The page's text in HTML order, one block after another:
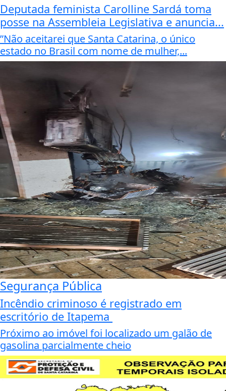
Deputada feminista Carolline Sardá toma
posse na Assembleia Legislativa e anuncia...
”Não aceitarei que Santa Catarina, o único
estado no Brasil com nome de mulher,...
Segurança Pública
Incêndio criminoso é registrado em
escritório de Itapema
Próximo ao imóvel foi localizado um galão de
gasolina parcialmente cheio